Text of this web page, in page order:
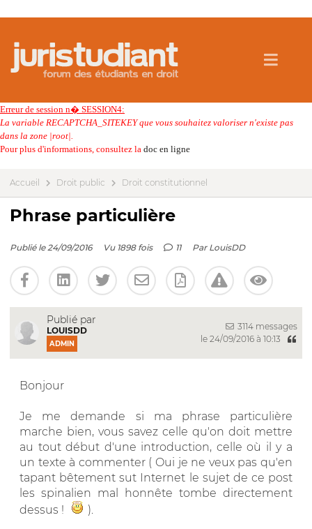
Erreur de session n� SESSION4:
La variable RECAPTCHA_SITEKEY que vous souhaitez valoriser n'existe pas
dans la zone |root|.
Pour plus d'informations, consultez la doc en ligne
Accueil Droit public Droit constitutionnel
Phrase particulière
Publié le 24/09/2016 Vu 1898 fois 11 Par LouisDD
Publié par
LOUISDD
ADMIN
3114 messages
le 24/09/2016 à 10:13
Bonjour
Je me demande si ma phrase particulière
marche bien, vous savez celle qu'on doit mettre
au tout début d'une introduction, celle où il y a
un texte à commenter ( Oui je ne veux pas qu'en
tapant bêtement sut Internet le sujet de ce post
les spinalien mal honnête tombe directement
dessus !
).